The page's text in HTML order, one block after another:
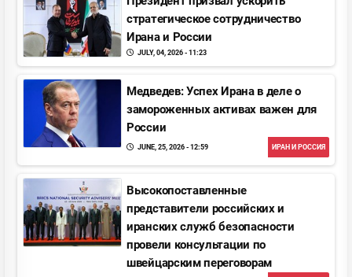
стратегическое сотрудничество
Ирана и Pоссии
JULY, 04, 2026 - 11:23
Медведев: Успех Ирана в деле о
замороженных активах важен для
Pоссии
JUNE, 25, 2026 - 12:59 ИРАН И РОССИЯ
Высокопоставленные
представители российских и
иранских служб безопасности
провели консультации по
швейцарским переговорам